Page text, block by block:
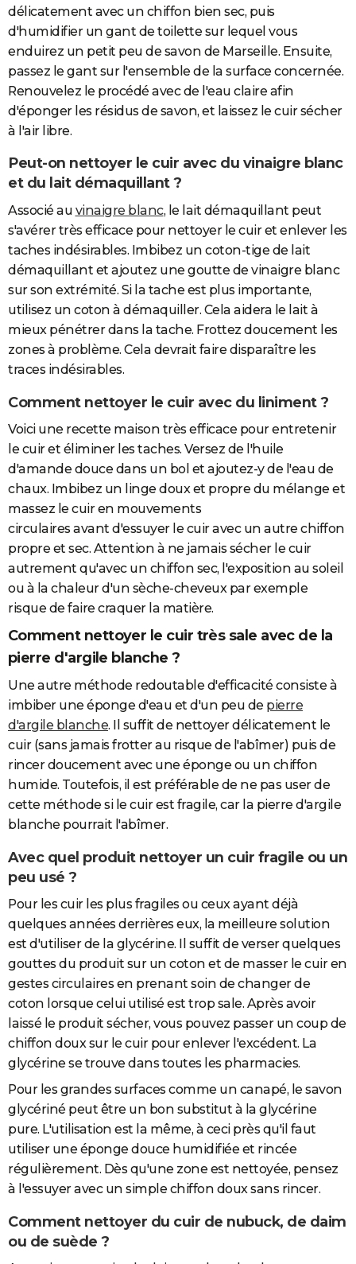
délicatement avec un chiffon bien sec, puis
d'humidifier un gant de toilette sur lequel vous
enduirez un petit peu de savon de Marseille. Ensuite,
passez le gant sur l'ensemble de la surface concernée.
Renouvelez le procédé avec de l'eau claire afin
d'éponger les résidus de savon, et laissez le cuir sécher
à l'air libre.
Peut-on nettoyer le cuir avec du vinaigre blanc
et du lait démaquillant ?
Associé au vinaigre blanc, le lait démaquillant peut
s'avérer très efficace pour nettoyer le cuir et enlever les
taches indésirables. Imbibez un coton-tige de lait
démaquillant et ajoutez une goutte de vinaigre blanc
sur son extrémité. Si la tache est plus importante,
utilisez un coton à démaquiller. Cela aidera le lait à
mieux pénétrer dans la tache. Frottez doucement les
zones à problème. Cela devrait faire disparaître les
traces indésirables.
Comment nettoyer le cuir avec du liniment ?
Voici une recette maison très efficace pour entretenir
le cuir et éliminer les taches. Versez de l'huile
d'amande douce dans un bol et ajoutez-y de l'eau de
chaux. Imbibez un linge doux et propre du mélange et
massez le cuir en mouvements
circulaires avant d'essuyer le cuir avec un autre chiffon
propre et sec. Attention à ne jamais sécher le cuir
autrement qu'avec un chiffon sec, l'exposition au soleil
ou à la chaleur d'un sèche-cheveux par exemple
risque de faire craquer la matière.
Comment nettoyer le cuir très sale avec de la
pierre d'argile blanche ?
Une autre méthode redoutable d'efficacité consiste à
imbiber une éponge d'eau et d'un peu de pierre
d'argile blanche. Il suffit de nettoyer délicatement le
cuir (sans jamais frotter au risque de l'abîmer) puis de
rincer doucement avec une éponge ou un chiffon
humide. Toutefois, il est préférable de ne pas user de
cette méthode si le cuir est fragile, car la pierre d'argile
blanche pourrait l'abîmer.
Avec quel produit nettoyer un cuir fragile ou un
peu usé ?
Pour les cuir les plus fragiles ou ceux ayant déjà
quelques années derrières eux, la meilleure solution
est d'utiliser de la glycérine. Il suffit de verser quelques
gouttes du produit sur un coton et de masser le cuir en
gestes circulaires en prenant soin de changer de
coton lorsque celui utilisé est trop sale. Après avoir
laissé le produit sécher, vous pouvez passer un coup de
chiffon doux sur le cuir pour enlever l'excédent. La
glycérine se trouve dans toutes les pharmacies.
Pour les grandes surfaces comme un canapé, le savon
glycériné peut être un bon substitut à la glycérine
pure. L'utilisation est la même, à ceci près qu'il faut
utiliser une éponge douce humidifiée et rincée
régulièrement. Dès qu'une zone est nettoyée, pensez
à l'essuyer avec un simple chiffon doux sans rincer.
Comment nettoyer du cuir de nubuck, de daim
ou de suède ?